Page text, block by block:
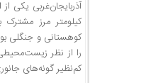
کیلومتر مرز
کوهستانی و جنگلی
را از نظر
کم‌نظیر گونه‌های